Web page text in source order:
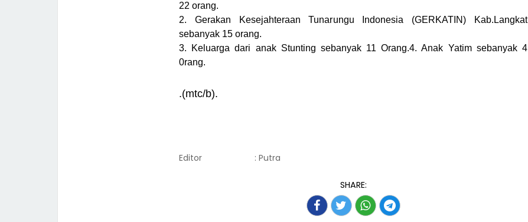
22 orang.
2. Gerakan Kesejahteraan Tunarungu Indonesia (GERKATIN) Kab.Langkat
sebanyak 15 orang.
3. Keluarga dari anak Stunting sebanyak 11 Orang.4. Anak Yatim sebanyak 4
0rang.
.(mtc/b).
Editor : Putra
SHARE: